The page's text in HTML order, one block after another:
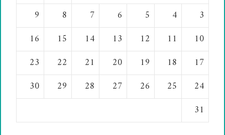
3
4
5
6
7
8
9
10
11
12
13
14
15
16
17
18
19
20
21
22
23
24
25
26
27
28
29
30
31